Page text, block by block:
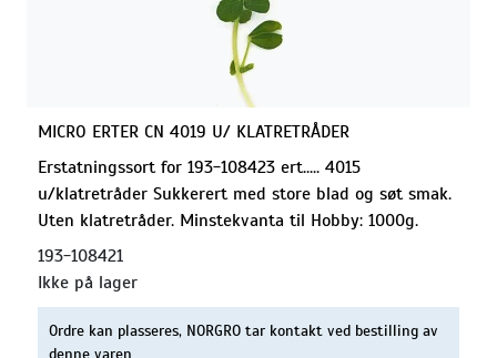
MICRO ERTER CN 4019 U/ KLATRETRÅDER
Erstatningssort for 193-108423 ert..... 4015
u/klatretråder Sukkerert med store blad og søt smak.
Uten klatretråder. Minstekvanta til Hobby: 1000g.
193-108421
Ikke på lager
Ordre kan plasseres, NORGRO tar kontakt ved bestilling av
denne varen